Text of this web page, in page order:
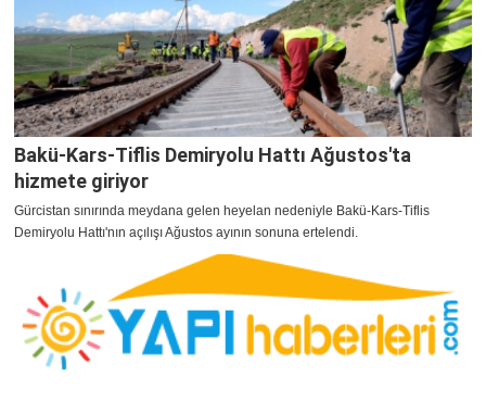
Bakü-Kars-Tiflis Demiryolu Hattı Ağustos'ta
hizmete giriyor
Gürcistan sınırında meydana gelen heyelan nedeniyle Bakü-Kars-Tiflis
Demiryolu Hattı'nın açılışı Ağustos ayının sonuna ertelendi.